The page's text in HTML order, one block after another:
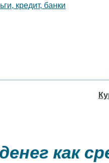
кредит, банки
как